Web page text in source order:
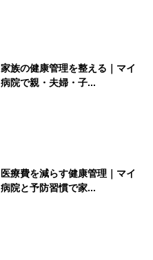
家族の健康管理を整える｜マイ
病院で親・夫婦・子...
医療費を減らす健康管理｜マイ
病院と予防習慣で家...